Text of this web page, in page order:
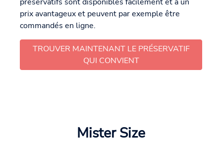
prix avantageux et peuvent par exemple être
commandés en ligne.
TROUVER MAINTENANT LE PRÉSERVATIF
QUI CONVIENT
Mister Size